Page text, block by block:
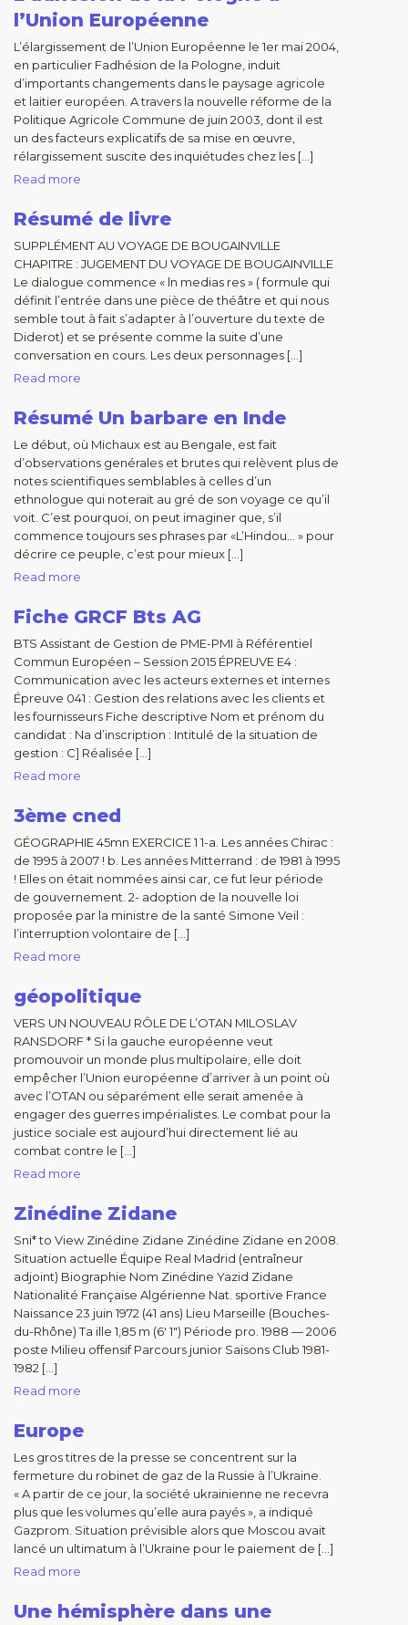
l’Union Européenne
L’élargissement de l’Union Européenne le 1er mai 2004,
en particulier Fadhésion de la Pologne, induit
d’importants changements dans le paysage agricole
et laitier européen. A travers la nouvelle réforme de la
Politique Agricole Commune de juin 2003, dont il est
un des facteurs explicatifs de sa mise en œuvre,
rélargissement suscite des inquiétudes chez les […]
Read more
Résumé de livre
SUPPLÉMENT AU VOYAGE DE BOUGAINVILLE
CHAPITRE : JUGEMENT DU VOYAGE DE BOUGAINVILLE
Le dialogue commence « ln medias res » ( formule qui
définit l’entrée dans une pièce de théâtre et qui nous
semble tout à fait s’adapter à l’ouverture du texte de
Diderot) et se présente comme la suite d’une
conversation en cours. Les deux personnages […]
Read more
Résumé Un barbare en Inde
Le début, où Michaux est au Bengale, est fait
d’observations genérales et brutes qui relèvent plus de
notes scientifiques semblables à celles d’un
ethnologue qui noterait au gré de son voyage ce qu’il
voit. C’est pourquoi, on peut imaginer que, s’il
commence toujours ses phrases par «L’Hindou… » pour
décrire ce peuple, c’est pour mieux […]
Read more
Fiche GRCF Bts AG
BTS Assistant de Gestion de PME-PMI à Référentiel
Commun Européen – Session 2015 ÉPREUVE E4 :
Communication avec les acteurs externes et internes
Épreuve 041 : Gestion des relations avec les clients et
les fournisseurs Fiche descriptive Nom et prénom du
candidat : Na d’inscription : Intitulé de la situation de
gestion : C] Réalisée […]
Read more
3ème cned
GÉOGRAPHIE 45mn EXERCICE 1 1-a. Les années Chirac :
de 1995 à 2007 ! b. Les années Mitterrand : de 1981 à 1995
! Elles on était nommées ainsi car, ce fut leur période
de gouvernement. 2- adoption de la nouvelle loi
proposée par la ministre de la santé Simone Veil :
l’interruption volontaire de […]
Read more
géopolitique
VERS UN NOUVEAU RÔLE DE L’OTAN MILOSLAV
RANSDORF * Si la gauche européenne veut
promouvoir un monde plus multipolaire, elle doit
empêcher l’Union européenne d’arriver à un point où
avec l’OTAN ou séparément elle serait amenée à
engager des guerres impérialistes. Le combat pour la
justice sociale est aujourd’hui directement lié au
combat contre le […]
Read more
Zinédine Zidane
Sni* to View Zinédine Zidane Zinédine Zidane en 2008.
Situation actuelle Équipe Real Madrid (entraîneur
adjoint) Biographie Nom Zinédine Yazid Zidane
Nationalité Française Algérienne Nat. sportive France
Naissance 23 juin 1972 (41 ans) Lieu Marseille (Bouches-
du-Rhône) Ta ille 1,85 m (6′ 1″) Période pro. 1988 — 2006
poste Milieu offensif Parcours junior Saisons Club 1981-
1982 […]
Read more
Europe
Les gros titres de la presse se concentrent sur la
fermeture du robinet de gaz de la Russie à l’Ukraine.
« A partir de ce jour, la société ukrainienne ne recevra
plus que les volumes qu’elle aura payés », a indiqué
Gazprom. Situation prévisible alors que Moscou avait
lancé un ultimatum à l’Ukraine pour le paiement de […]
Read more
Une hémisphère dans une